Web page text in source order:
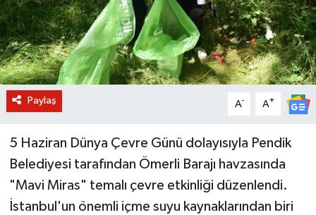
Paylaş A- A+
5 Haziran Dünya Çevre Günü dolayısıyla Pendik
Belediyesi tarafından Ömerli Barajı havzasında
"Mavi Miras" temalı çevre etkinliği düzenlendi.
İstanbul'un önemli içme suyu kaynaklarından biri